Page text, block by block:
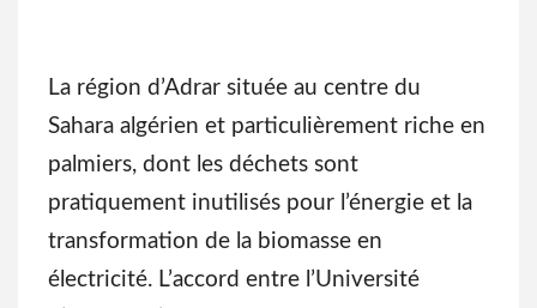
La région d’Adrar située au centre du
Sahara algérien et particulièrement riche en
palmiers, dont les déchets sont
pratiquement inutilisés pour l’énergie et la
transformation de la biomasse en
électricité. L’accord entre l’Université